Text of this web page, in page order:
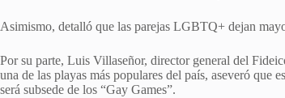
Asimismo, detalló que las parejas LGBTQ+ dejan
Por su parte, Luis Villaseñor, director general del
una de las playas más populares del país, aseveró que
será subsede de los “Gay Games”.